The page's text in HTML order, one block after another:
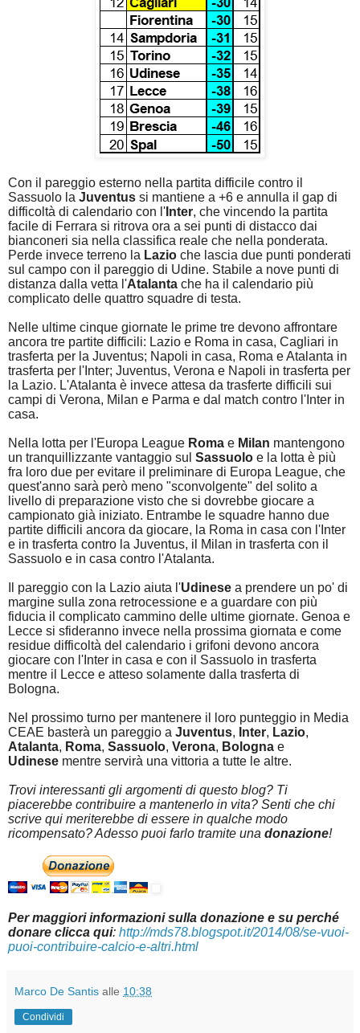
Con il pareggio esterno nella partita difficile contro il
Sassuolo la Juventus si mantiene a +6 e annulla il gap di
difficoltà di calendario con l' Inter, che vincendo la partita
facile di Ferrara si ritrova ora a sei punti di distacco dai
bianconeri sia nella classifica reale che nella ponderata.
Perde invece terreno la Lazio che lascia due punti ponderati
sul campo con il pareggio di Udine. Stabile a nove punti di
distanza dalla vetta l'Atalanta che ha il calendario più
complicato delle quattro squadre di testa.
Nelle ultime cinque giornate le prime tre devono affrontare
ancora tre partite difficili: Lazio e Roma in casa, Cagliari in
trasferta per la Juventus; Napoli in casa, Roma e Atalanta in
trasferta per l'Inter; Juventus, Verona e Napoli in trasferta per
la Lazio. L'Atalanta è invece attesa da trasferte difficili sui
campi di Verona, Milan e Parma e dal match contro l'Inter in
casa.
Nella lotta per l'Europa League Roma e Milan mantengono
un tranquillizzante vantaggio sul Sassuolo e la lotta è più
fra loro due per evitare il preliminare di Europa League, che
quest'anno sarà però meno "sconvolgente" del solito a
livello di preparazione visto che si dovrebbe giocare a
campionato già iniziato. Entrambe le squadre hanno due
partite difficili ancora da giocare, la Roma in casa con l'Inter
e in trasferta contro la Juventus, il Milan in trasferta con il
Sassuolo e in casa contro l'Atalanta.
Il pareggio con la Lazio aiuta l'Udinese a prendere un po' di
margine sulla zona retrocessione e a guardare con più
fiducia il complicato cammino delle ultime giornate. Genoa e
Lecce si sfideranno invece nella prossima giornata e come
residue difficoltà del calendario i grifoni devono ancora
giocare con l'Inter in casa e con il Sassuolo in trasferta
mentre il Lecce e atteso solamente dalla trasferta di
Bologna.
Nel prossimo turno per mantenere il loro punteggio in Media
CEAE basterà un pareggio a Juventus, Inter, Lazio,
Atalanta, Roma, Sassuolo, Verona, Bologna e
Udinese mentre servirà una vittoria a tutte le altre.
Trovi interessanti gli argomenti di questo blog? Ti
piacerebbe contribuire a mantenerlo in vita? Senti che chi
scrive qui meriterebbe di essere in qualche modo
ricompensato? Adesso puoi farlo tramite una donazione!
Per maggiori informazioni sulla donazione e su perché
donare clicca qui: http://mds78.blogspot.it/2014/08/se-vuoi-
puoi-contribuire-calcio-e-altri.html
Marco De Santis alle 10:38
Condividi